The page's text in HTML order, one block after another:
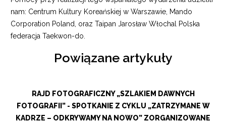
nam: Centrum Kultury Koreańskiej w Warszawie, Mando
Corporation Poland, oraz Taipan Jarosław Włochal Polska
federacja Taekwon-do.
Powiązane artykuły
RAJD FOTOGRAFICZNY „SZLAKIEM DAWNYCH
FOTOGRAFII” - SPOTKANIE Z CYKLU „ZATRZYMANE W
KADRZE – ODKRYWAMY NA NOWO” ZORGANIZOWANE